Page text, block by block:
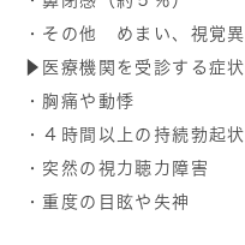
・その他 めまい、視覚
▶医療機関を受診する症状
・胸痛や動悸
・４時間以上の持続勃起
・突然の視力聴力障害
・重度の目眩や失神